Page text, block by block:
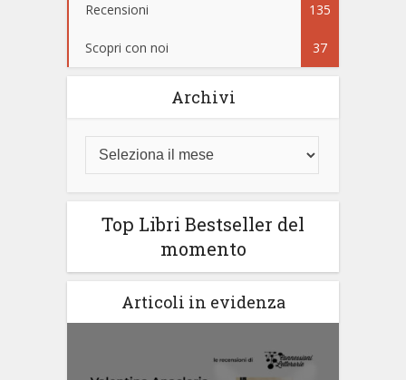
Recensioni 135
Scopri con noi 37
Archivi
Top Libri Bestseller del
momento
Articoli in evidenza